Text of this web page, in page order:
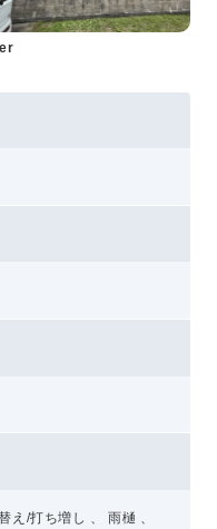
え/打ち増し 、 雨樋 、